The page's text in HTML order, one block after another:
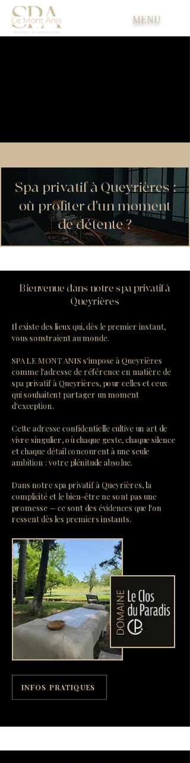
MENU
Spa privatif à Queyrières :
où profiter d'un moment
de détente ?
Bienvenue dans notre spa privatif à
Queyrières
Il existe des lieux qui, dès le premier instant,
vous soustraient au monde.
SPA LE MONT ANIS s'impose à Queyrières
comme l'adresse de référence en matière de
spa privatif à Queyrières, pour celles et ceux
qui souhaitent partager un moment
d'exception.
Cette adresse confidentielle cultive un art de
vivre singulier, où chaque geste, chaque silence
et chaque détail concourent à une seule
ambition : votre plénitude absolue.
Dans notre spa privatif à Queyrières, la
complicité et le bien-être ne sont pas une
promesse — ce sont des évidences que l'on
ressent dès les premiers instants.
INFOS PRATIQUES